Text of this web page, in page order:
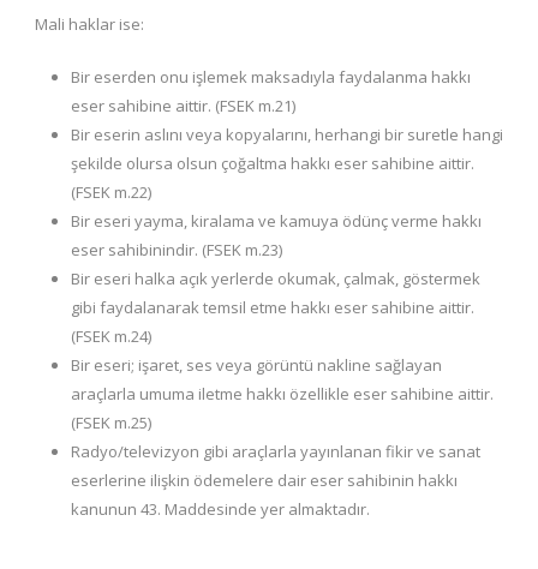
Mali haklar ise:
Bir eserden onu işlemek maksadıyla faydalanma hakkı
eser sahibine aittir. (FSEK m.21)
Bir eserin aslını veya kopyalarını, herhangi bir suretle hangi
şekilde olursa olsun çoğaltma hakkı eser sahibine aittir.
(FSEK m.22)
Bir eseri yayma, kiralama ve kamuya ödünç verme hakkı
eser sahibinindir. (FSEK m.23)
Bir eseri halka açık yerlerde okumak, çalmak, göstermek
gibi faydalanarak temsil etme hakkı eser sahibine aittir.
(FSEK m.24)
Bir eseri; işaret, ses veya görüntü nakline sağlayan
araçlarla umuma iletme hakkı özellikle eser sahibine aittir.
(FSEK m.25)
Radyo/televizyon gibi araçlarla yayınlanan fikir ve sanat
eserlerine ilişkin ödemelere dair eser sahibinin hakkı
kanunun 43. Maddesinde yer almaktadır.